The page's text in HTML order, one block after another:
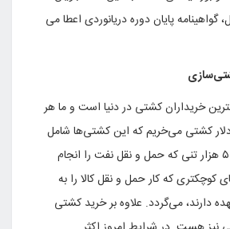
پایان دوره دریانوردی اعطا می
خریداران کشتی در دنیا است و ما هر
کشتی می‌خریم که این کشتی‌ها شامل
کشتی‌های عظیم ۵۰۰ هزار تنی که حمل و نقل نفت را انجام
که کار حمل‌ و نقل کالا را به
دارند، می‌گردد. علاوه بر خرید کشتی